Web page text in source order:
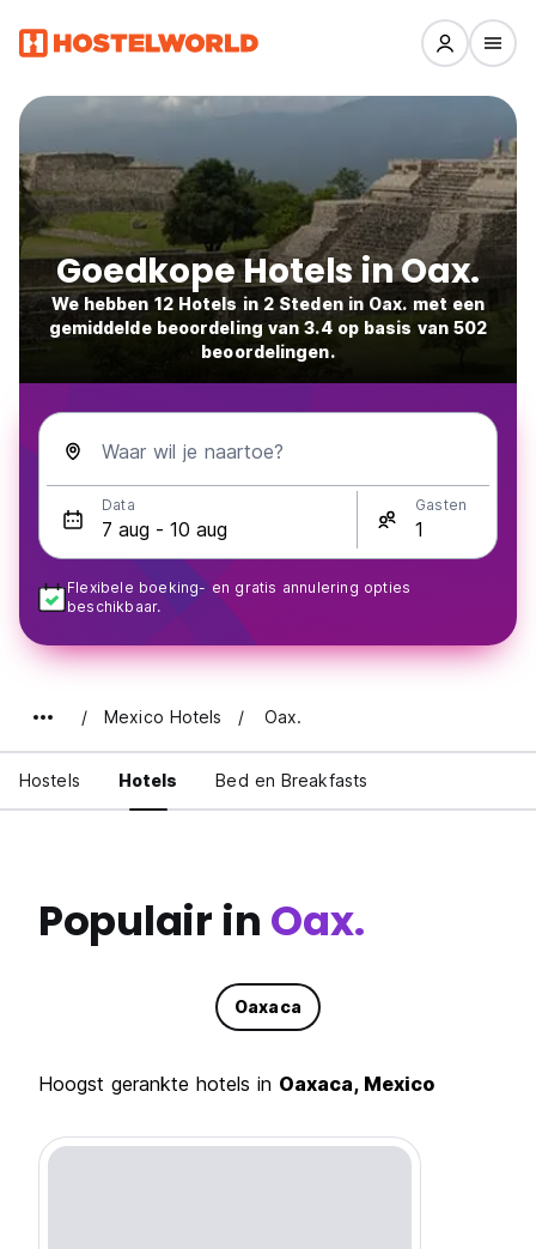
Goedkope Hotels in Oax.
We hebben 12 Hotels in 2 Steden in Oax. met een
gemiddelde beoordeling van 3.4 op basis van 502
beoordelingen.
Waar wil je naartoe?
Data Gasten
Flexibele boeking- en gratis annulering opties
beschikbaar.
Mexico Hotels Oax.
Hostels Hotels Bed en Breakfasts
Populair in Oax.
Oaxaca
Hoogst gerankte hotels in Oaxaca, Mexico